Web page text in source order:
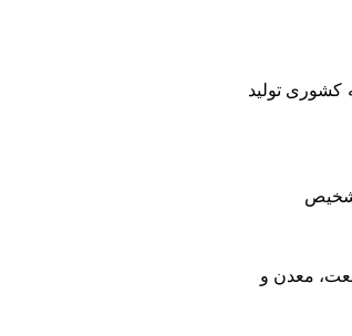
نمونه کشوری تولید
تشخیص
صنعت، معدن و